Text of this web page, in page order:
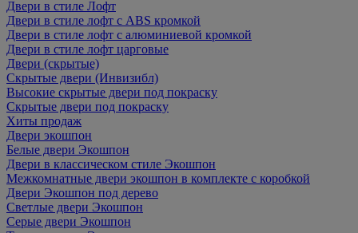
Двери в стиле Лофт
Двери в стиле лофт с ABS кромкой
Двери в стиле лофт с алюминиевой кромкой
Двери в стиле лофт царговые
Двери (скрытые)
Скрытые двери (Инвизибл)
Высокие скрытые двери под покраску
Скрытые двери под покраску
Хиты продаж
Двери экошпон
Белые двери Экошпон
Двери в классическом стиле Экошпон
Межкомнатные двери экошпон в комплекте с коробкой
Двери Экошпон под дерево
Светлые двери Экошпон
Серые двери Экошпон